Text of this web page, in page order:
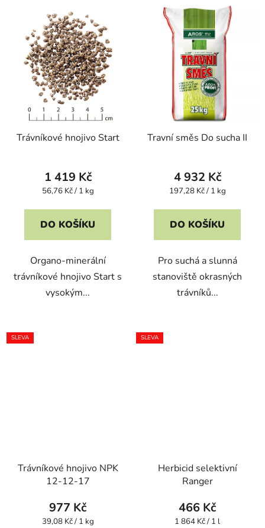
Trávníkové hnojivo Start
1 419 Kč
Měrná
56,76 Kč / 1 kg
DO KOŠÍKU
Organo-minerální
trávníkové hnojivo Start s
vysokým...
Travní směs Do sucha II
4 932 Kč
Měrná
197,28 Kč / 1 kg
DO KOŠÍKU
Pro suchá a slunná
stanoviště okrasných
trávníků...
SLEVA
Trávníkové hnojivo NPK
12-12-17
977 Kč
Měrná
39,08 Kč / 1 kg
SLEVA
Herbicid selektivní
Ranger
466 Kč
Měrná
1 864 Kč / 1 l